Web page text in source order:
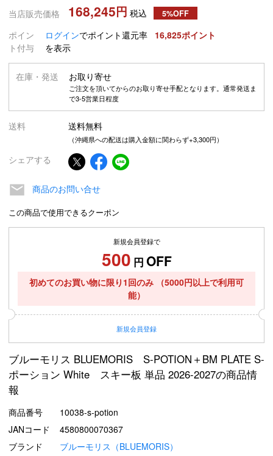
当店販売価格
168,245 税込 5%OFF
ポイン
ト付与
ログインでポイント還元率
を表示
16,825
在庫・発送 お取り寄せ
ご注文を頂いてからのお取り寄せ手配となります。通常発送ま
で3-5営業日程度
送料 送料無料
（沖縄県への配送は購入金額に関わらず+3,300円）
シェアする
商品のお問い合せ
この商品で使用できるクーポン
新規会員登録で
500 円 OFF
初めてのお買い物に限り1回のみ
（5000円以上で利用可
能）
新規会員登録
ブルーモリス BLUEMORIS S-POTION＋BM PLATE S-
ポーション White スキー板 単品 2026-2027の商品情
報
商品番号
10038-s-potion
JANコード
4580800070367
ブランド
ブルーモリス（BLUEMORIS）